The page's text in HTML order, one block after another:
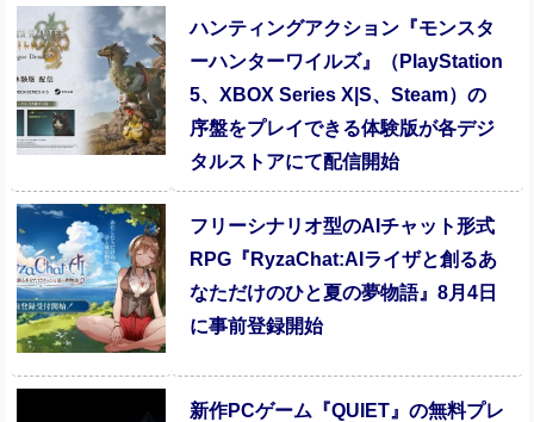
ハンティングアクション『モンスタ
ーハンターワイルズ』（PlayStation
5、XBOX Series X|S、Steam）の
序盤をプレイできる体験版が各デジ
タルストアにて配信開始
フリーシナリオ型のAIチャット形式
RPG『RyzaChat:AIライザと創るあ
なただけのひと夏の夢物語』8月4日
に事前登録開始
新作PCゲーム『QUIET』の無料プレ